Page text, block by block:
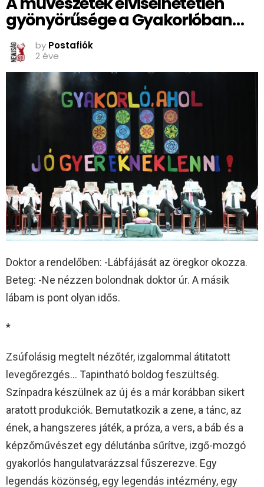
gyönyörűsége a Gyakorlóban…
by Postafiók
2 éve
Doktor a rendelőben: -Lábfájását az öregkor okozza.
Beteg: -Ne nézzen bolondnak doktor úr. A másik
lábam is pont olyan idős.
*
Zsúfolásig megtelt nézőtér, izgalommal átitatott
levegőrezgés… Tapintható boldog feszültség.
Színpadra készülnek az új és a már korábban sikert
aratott produkciók. Bemutatkozik a zene, a tánc, az
ének, a hangszeres játék, a próza, a vers, a báb és a
képzőművészet egy délutánba sűrítve, izgő-mozgó
gyakorlós hangulatvarázzsal fűszerezve. Egy
legendás közönség, egy legendás intézmény, egy